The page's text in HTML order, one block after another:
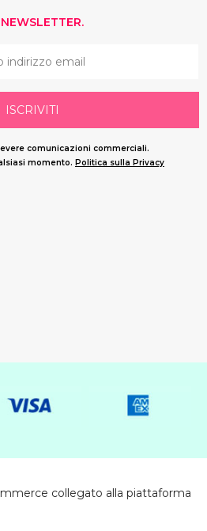
ISCRIVITI
comunicazioni commerciali.
momento. Politica sulla Privacy
collegato alla piattaforma